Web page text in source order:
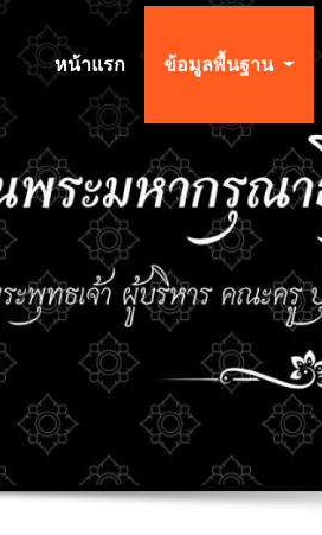
หน้าแรก ข้อมูลพื้นฐาน